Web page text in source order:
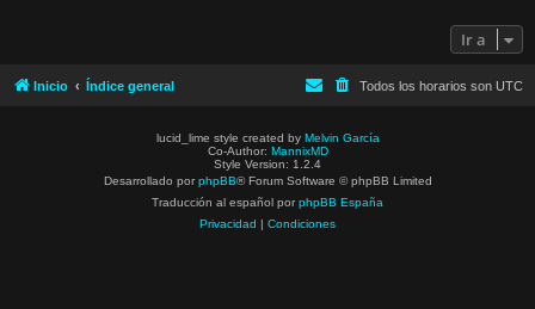
Ir a
Inicio Índice general Todos los horarios son UTC
lucid_lime style created by Melvin García
Co-Author: MannixMD
Style Version: 1.2.4
Desarrollado por phpBB® Forum Software © phpBB Limited
Traducción al español por phpBB España
Privacidad | Condiciones